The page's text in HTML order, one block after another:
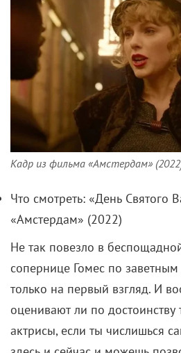
Кадр из фильма «Амстердам»
Что смотреть: «День Святого
«Амстердам» (2022)
Не так повезло в
сопернице Гомес по
только на первый взгляд. И
оценивают ли по достоинству
актрисы, если ты числишься